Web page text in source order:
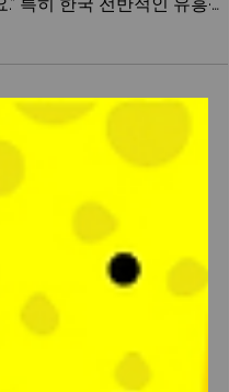
경기 영향을 받고 있는 게
업계가 소비 위축과 문화 변
화 영향으로 조금 힘든 흐름
있습니다. 부평유흥알바 📉 부
지금 국내 유흥·야간 업계 상
살롱·단란주점·나이트클럽
흥업소 매출이 전년 대비 감
계가 나왔습니다. 이는 코로
복세가 이어지다가 최근 다시
것으로 분석돼요. ✔️ 국민들